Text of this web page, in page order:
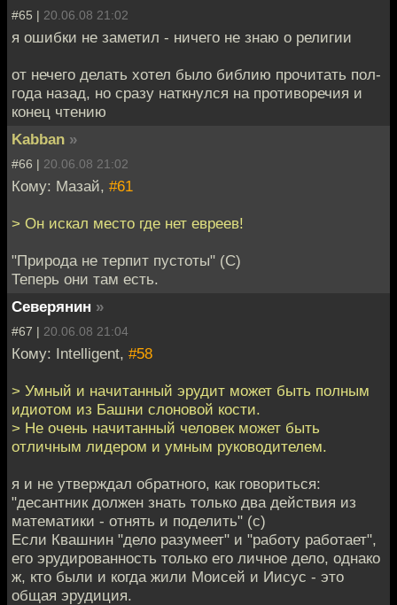
#65 | 20.06.08 21:02
я ошибки не заметил - ничего не знаю о религии
от нечего делать хотел было библию прочитать пол-
года назад, но сразу наткнулся на противоречия и
конец чтению
Kabban »
#66 | 20.06.08 21:02
Кому: Мазай, #61
> Он искал место где нет евреев!
"Природа не терпит пустоты" (С)
Теперь они там есть.
Северянин »
#67 | 20.06.08 21:04
Кому: Intelligent, #58
> Умный и начитанный эрудит может быть полным
идиотом из Башни слоновой кости.
> Не очень начитанный человек может быть
отличным лидером и умным руководителем.
я и не утверждал обратного, как говориться:
"десантник должен знать только два действия из
математики - отнять и поделить" (с)
Если Квашнин "дело разумеет" и "работу работает",
его эрудированность только его личное дело, однако
ж, кто были и когда жили Моисей и Иисус - это
общая эрудиция.